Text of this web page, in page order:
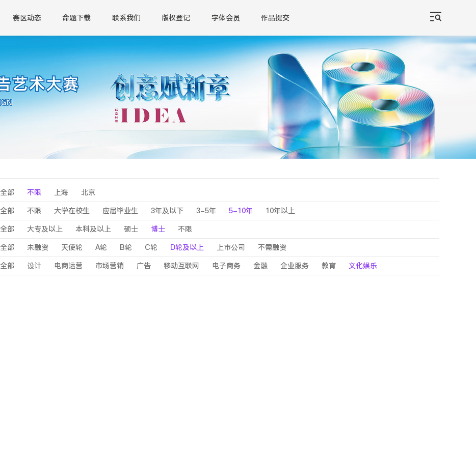
赛区动态 命题下载 联系我们 版权登记 字体会员 作品提交
全部 不限 上海 北京
全部 不限 大学在校生 应届毕业生 3年及以下 3-5年 5-10年 10年以上
全部 大专及以上 本科及以上 硕士 博士 不限
全部 未融资 天使轮 A轮 B轮 C轮 D轮及以上 上市公司 不需融资
全部 设计 电商运营 市场营销 广告 移动互联网 电子商务 金融 企业服务 教育 文化娱乐